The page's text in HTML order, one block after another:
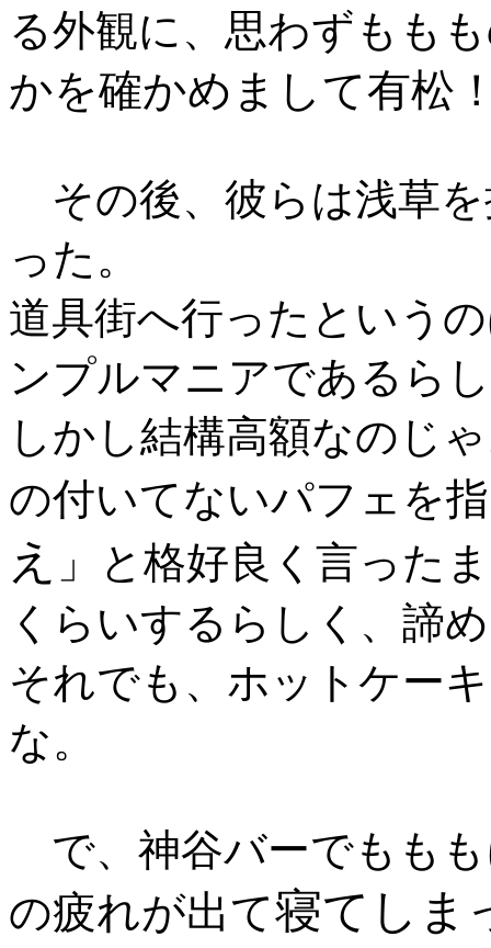
る外観に、思わずもも
かを確かめまして有松
その後、彼らは浅草
った。
道具街へ行ったという
ンプルマニアであるら
しかし結構高額なのじ
の付いてないパフェを
え
」と格好良く言った
くらいするらしく、諦
それでも、ホットケー
な。
で、神谷バーでもも
の疲れが出て寝てしま